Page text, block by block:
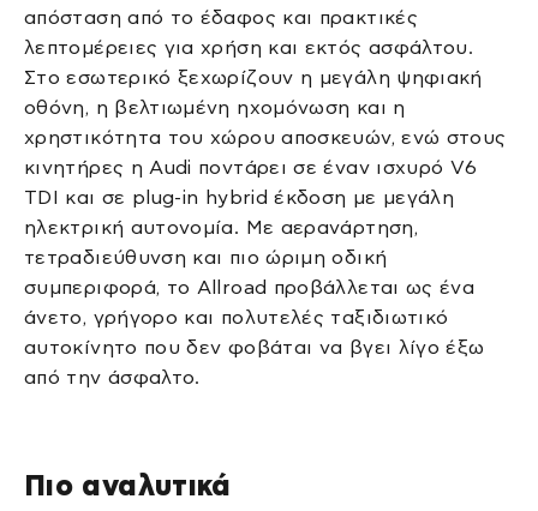
απόσταση από το έδαφος και πρακτικές
λεπτομέρειες για χρήση και εκτός ασφάλτου.
Στο εσωτερικό ξεχωρίζουν η μεγάλη ψηφιακή
οθόνη, η βελτιωμένη ηχομόνωση και η
χρηστικότητα του χώρου αποσκευών, ενώ στους
κινητήρες η Audi ποντάρει σε έναν ισχυρό V6
TDI και σε plug-in hybrid έκδοση με μεγάλη
ηλεκτρική αυτονομία. Με αερανάρτηση,
τετραδιεύθυνση και πιο ώριμη οδική
συμπεριφορά, το Allroad προβάλλεται ως ένα
άνετο, γρήγορο και πολυτελές ταξιδιωτικό
αυτοκίνητο που δεν φοβάται να βγει λίγο έξω
από την άσφαλτο.
Πιο αναλυτικά